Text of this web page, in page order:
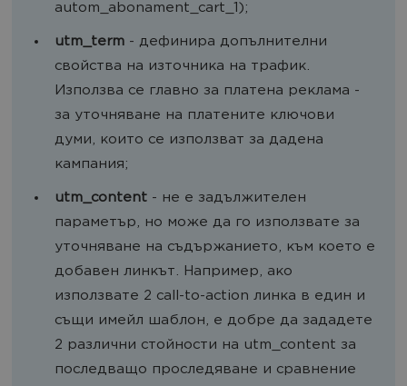
autom_abonament_cart_1);
utm_term - дефинира допълнителни
свойства на източника на трафик.
Използва се главно за платена реклама -
за уточняване на платените ключови
думи, които се използват за дадена
кампания;
utm_content - не е задължителен
параметър, но може да го използвате за
уточняване на съдържанието, към което е
добавен линкът. Например, ако
използвате 2 call-to-action линка в един и
същи имейл шаблон, е добре да зададете
2 различни стойности на utm_content за
последващо проследяване и сравнение